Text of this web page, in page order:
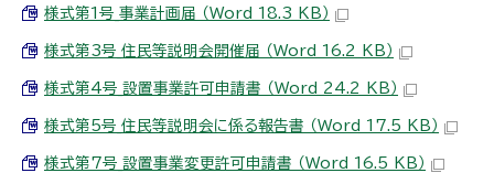
様式第1号_事業計画届 （Word 18.3 KB）
様式第3号_住民等説明会開催届 （Word 16.2 KB）
様式第4号_設置事業許可申請書 （Word 24.2 KB）
様式第5号_住民等説明会に係る報告書 （Word 17.5 KB）
様式第7号_設置事業変更許可申請書 （Word 16.5 KB）